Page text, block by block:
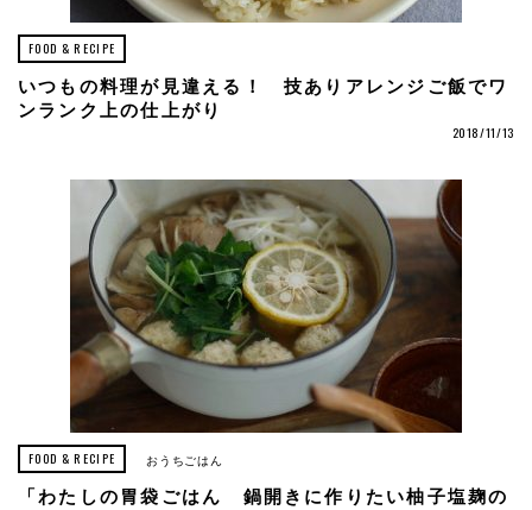
FOOD & RECIPE
いつもの料理が見違える！ 技ありアレンジご飯でワ
ンランク上の仕上がり
2018/11/13
FOOD & RECIPE おうちごはん
「わたしの胃袋ごはん 鍋開きに作りたい柚子塩麹の